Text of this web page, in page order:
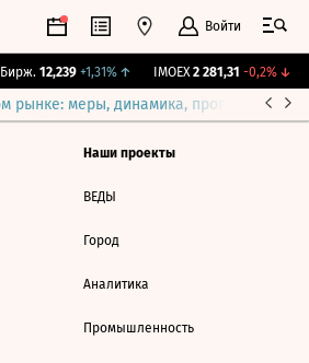
Войти
12,239 +1,31%↑ IMOEX 2 281,31 -0,2%↓
рынке: меры, динамика, прогнозы
Наши проекты
ВЕДЫ
Город
Аналитика
Промышленность